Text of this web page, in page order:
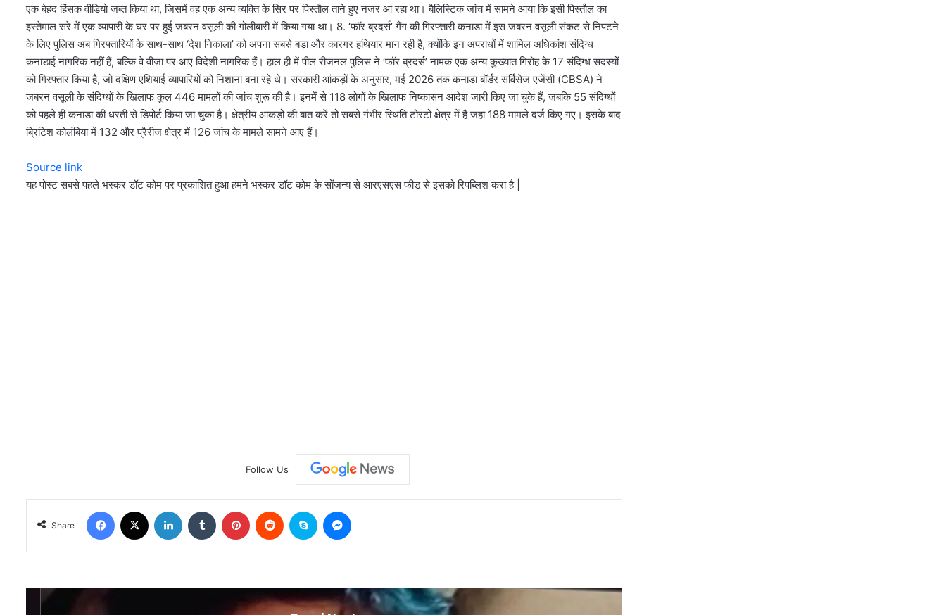
एक बेहद हिंसक वीडियो जब्त किया था, जिसमें वह एक अन्य व्यक्ति के सिर पर पिस्तौल ताने हुए नजर आ रहा था। बैलिस्टिक जांच में सामने आया कि इसी पिस्तौल का
इस्तेमाल सरे में एक व्यापारी के घर पर हुई जबरन वसूली की गोलीबारी में किया गया था। 8. ‘फॉर ब्रदर्स’ गैंग की गिरफ्तारी कनाडा में इस जबरन वसूली संकट से निपटने
के लिए पुलिस अब गिरफ्तारियों के साथ-साथ ‘देश निकाला’ को अपना सबसे बड़ा और कारगर हथियार मान रही है, क्योंकि इन अपराधों में शामिल अधिकांश संदिग्ध
कनाडाई नागरिक नहीं हैं, बल्कि वे वीजा पर आए विदेशी नागरिक हैं। हाल ही में पील रीजनल पुलिस ने ‘फॉर ब्रदर्स’ नामक एक अन्य कुख्यात गिरोह के 17 संदिग्ध सदस्यों
को गिरफ्तार किया है, जो दक्षिण एशियाई व्यापारियों को निशाना बना रहे थे। सरकारी आंकड़ों के अनुसार, मई 2026 तक कनाडा बॉर्डर सर्विसेज एजेंसी (CBSA) ने
जबरन वसूली के संदिग्धों के खिलाफ कुल 446 मामलों की जांच शुरू की है। इनमें से 118 लोगों के खिलाफ निष्कासन आदेश जारी किए जा चुके हैं, जबकि 55 संदिग्धों
को पहले ही कनाडा की धरती से डिपोर्ट किया जा चुका है। क्षेत्रीय आंकड़ों की बात करें तो सबसे गंभीर स्थिति टोरंटो क्षेत्र में है जहां 188 मामले दर्ज किए गए। इसके बाद
ब्रिटिश कोलंबिया में 132 और प्रैरीज क्षेत्र में 126 जांच के मामले सामने आए हैं।
Source link
यह पोस्ट सबसे पहले भस्कर डॉट कोम पर प्रकाशित हुआ हमने भस्कर डॉट कोम के सोंजन्य से आरएसएस फीड से इसको रिपब्लिश करा है |
Follow Us
Share